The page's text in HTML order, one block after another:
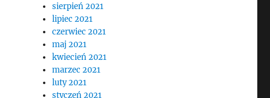
sierpień 2021
lipiec 2021
czerwiec 2021
maj 2021
kwiecień 2021
marzec 2021
luty 2021
styczeń 2021